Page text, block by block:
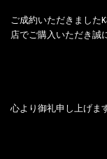
ご成約いただきました
店でご購入いただき誠
心より御礼申し上げま